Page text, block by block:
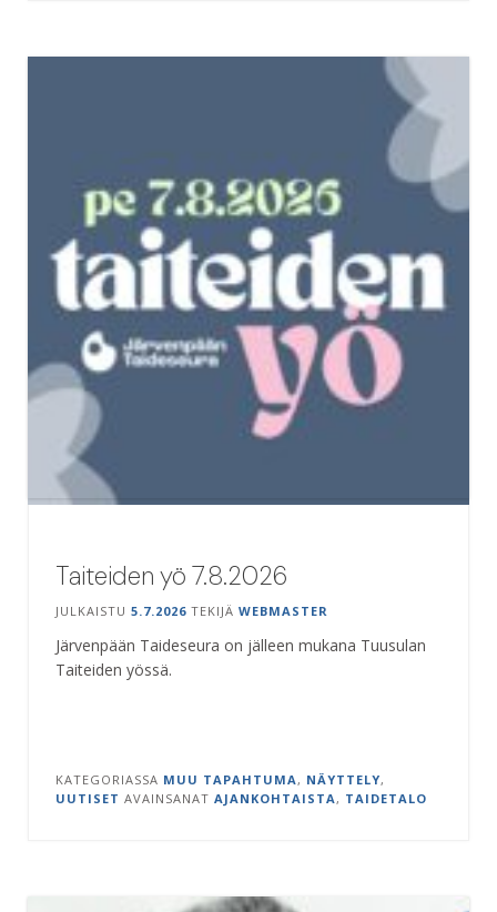
Taiteiden yö 7.8.2026
JULKAISTU 5.7.2026 TEKIJÄ WEBMASTER
Järvenpään Taideseura on jälleen mukana Tuusulan
Taiteiden yössä.
KATEGORIASSA MUU TAPAHTUMA , NÄYTTELY,
UUTISET AVAINSANAT AJANKOHTAISTA , TAIDETALO